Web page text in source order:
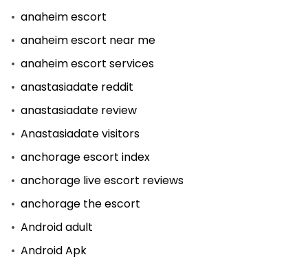
anaheim escort
anaheim escort near me
anaheim escort services
anastasiadate reddit
anastasiadate review
Anastasiadate visitors
anchorage escort index
anchorage live escort reviews
anchorage the escort
Android adult
Android Apk